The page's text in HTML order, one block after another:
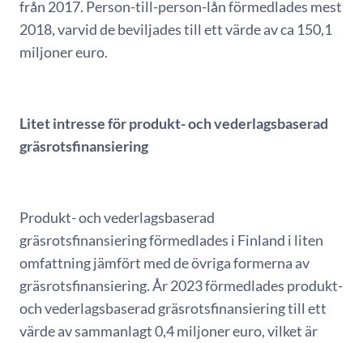
från 2017. Person-till-person-lån förmedlades mest
2018, varvid de beviljades till ett värde av ca 150,1
miljoner euro.
Litet intresse för produkt- och vederlagsbaserad
gräsrotsfinansiering
Produkt- och vederlagsbaserad
gräsrotsfinansiering förmedlades i Finland i liten
omfattning jämfört med de övriga formerna av
gräsrotsfinansiering. År 2023 förmedlades produkt-
och vederlagsbaserad gräsrotsfinansiering till ett
värde av sammanlagt 0,4 miljoner euro, vilket är